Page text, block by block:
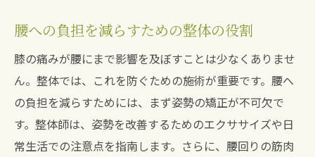
腰への負担を減らすための整体の役割
膝の痛みが腰にまで影響を及ぼすことは少なくありませ
ん。整体では、これを防ぐための施術が重要です。腰へ
の負担を減らすためには、まず姿勢の矯正が不可欠で
す。整体師は、姿勢を改善するためのエクササイズや日
常生活での注意点を指南します。さらに、腰回りの筋肉